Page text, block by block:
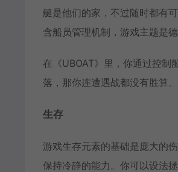
艇是他们的家，不过随时都有
含船员管理机制，游戏主题是
在《UBOAT》里，你通过控制
落，那你连遭遇战都没有胜算。
生存
游戏生存元素的基础是庞大的
保持冷静的能力。你可以设法